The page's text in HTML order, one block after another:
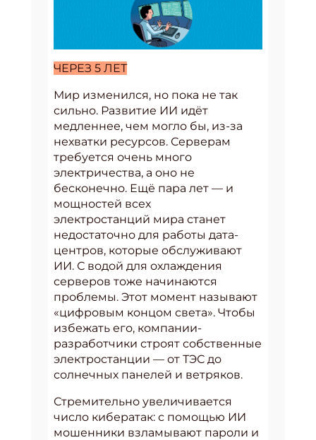
ЧЕРЕЗ 5 ЛЕТ
Мир изменился, но пока не так
сильно. Развитие ИИ идёт
медленнее, чем могло бы, из-за
нехватки ресурсов. Серверам
требуется очень много
электричества, а оно не
бесконечно. Ещё пара лет — и
мощностей всех
электростанций мира станет
недостаточно для работы дата-
центров, которые обслуживают
ИИ. С водой для охлаждения
серверов тоже начинаются
проблемы. Этот момент называют
«цифровым концом света». Чтобы
избежать его, компании-
разработчики строят собственные
электростанции — от ТЭС до
солнечных панелей и ветряков.
Стремительно увеличивается
число кибератак: с помощью ИИ
мошенники взламывают пароли и